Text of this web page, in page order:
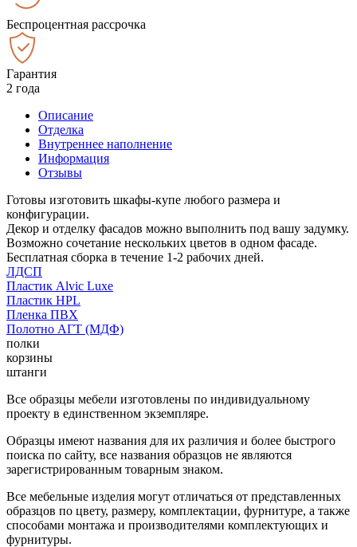
Беспроцентная рассрочка
Гарантия
2 года
Описание
Отделка
Внутреннее наполнение
Информация
Отзывы
Готовы изготовить шкафы-купе любого размера и
конфигурации.
Декор и отделку фасадов можно выполнить под вашу задумку.
Возможно сочетание нескольких цветов в одном фасаде.
Бесплатная сборка в течение 1-2 рабочих дней.
ЛДСП
Пластик Alvic Luxe
Пластик HPL
Пленка ПВХ
Полотно АГТ (МДФ)
полки
корзины
штанги
Все образцы мебели изготовлены по индивидуальному
проекту в единственном экземпляре.
Образцы имеют названия для их различия и более быстрого
поиска по сайту, все названия образцов не являются
зарегистрированным товарным знаком.
Все мебельные изделия могут отличаться от представленных
образцов по цвету, размеру, комплектации, фурнитуре, а также
способами монтажа и производителями комплектующих и
фурнитуры.